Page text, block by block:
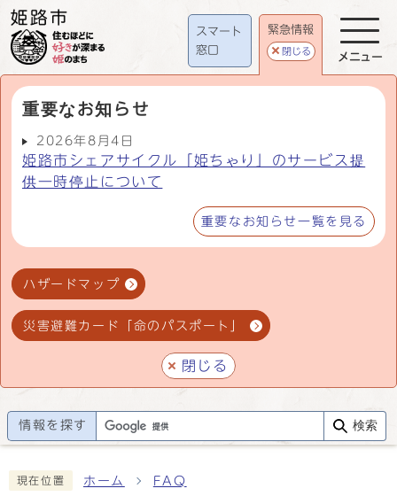
スマート
窓口
緊急情報
閉じる
重要なお知らせ
2026年8月4日
姫路市シェアサイクル「姫ちゃり」のサービス提
供一時停止について
重要なお知らせ一覧を見る
ハザードマップ
災害避難カード「命のパスポート」
閉じる
メニュー
情報を探す 検索
現在位置 ホーム FAQ